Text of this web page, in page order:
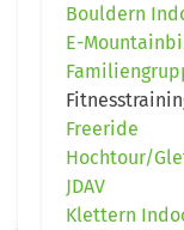
Bouldern
E-
Freeride
Hochtour/
JDAV
Klettern